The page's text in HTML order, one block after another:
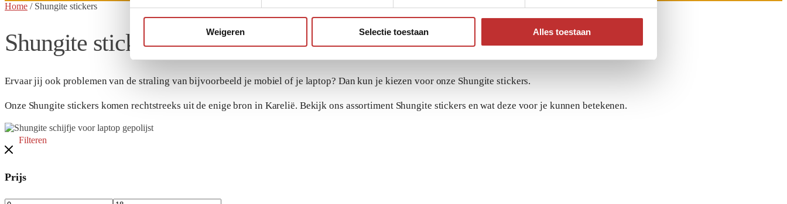
Weigeren Selectie toestaan Alles toestaan
Home / Shungite stickers
Shungite stickers
Ervaar jij ook problemen van de straling van bijvoorbeeld je mobiel of je laptop? Dan kun je kiezen voor onze Shungite stickers.
Onze Shungite stickers komen rechtstreeks uit de enige bron in Karelië. Bekijk ons assortiment Shungite stickers en wat deze voor je kunnen betekenen.
Filteren
Prijs